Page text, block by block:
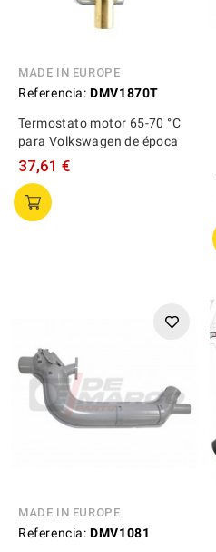
MADE IN EUROPE
Referencia: DMV1870T
Termostato motor 65-70 °C
para Volkswagen de época
37,61 €
MADE IN EUROPE
Referencia: DMV1081